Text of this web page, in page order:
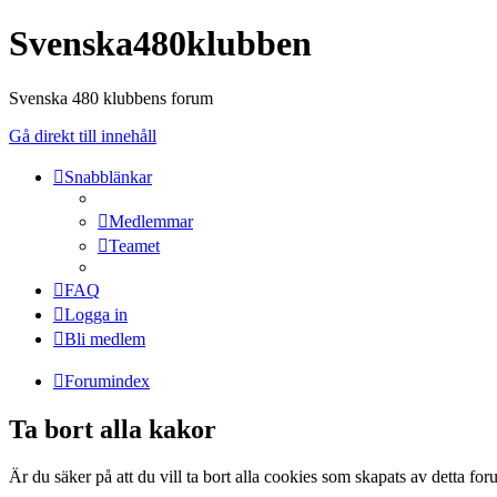
Svenska480klubben
Svenska 480 klubbens forum
Gå direkt till innehåll
Snabblänkar
Medlemmar
Teamet
FAQ
Logga in
Bli medlem
Forumindex
Ta bort alla kakor
Är du säker på att du vill ta bort alla cookies som skapats av detta